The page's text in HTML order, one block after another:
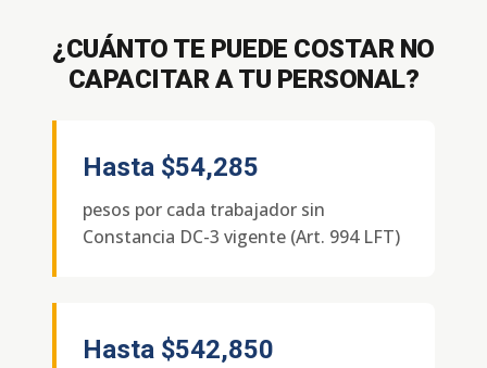
¿CUÁNTO TE PUEDE COSTAR NO
CAPACITAR A TU PERSONAL?
Hasta $54,285
pesos por cada trabajador sin
Constancia DC-3 vigente (Art. 994 LFT)
Hasta $542,850